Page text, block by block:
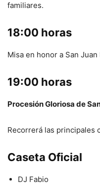
familiares.
18:00 horas
Misa en honor a San Juan
19:00 horas
Procesión Gloriosa de
Recorrerá las principales
Caseta Oficial
DJ Fabio